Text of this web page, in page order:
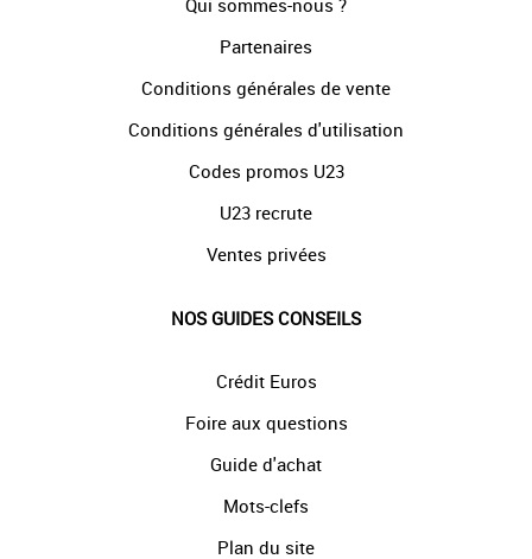
Qui sommes-nous ?
Partenaires
Conditions générales de vente
Conditions générales d'utilisation
Codes promos U23
U23 recrute
Ventes privées
NOS GUIDES CONSEILS
Crédit Euros
Foire aux questions
Guide d'achat
Mots-clefs
Plan du site